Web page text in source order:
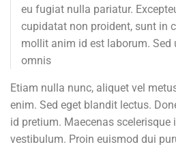
eu fugiat nulla pariatur.
cupidatat non proident, sunt in
mollit anim id est laborum. Sed
omnis
Etiam nulla nunc, aliquet vel
enim. Sed eget blandit lectus.
id pretium. Maecenas scelerisque
vestibulum. Proin euismod dui